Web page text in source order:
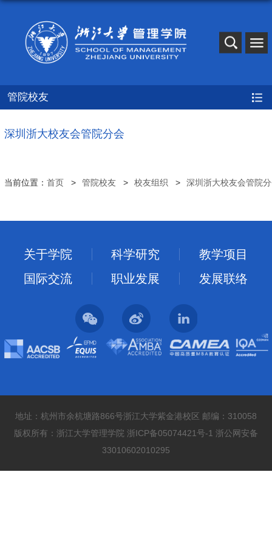
管院校友
深圳浙大校友会管院分会
当前位置： 首页 管院校友 校友组织 深圳浙大校友会管院
关于学院 科学研究
教学项目
国际交流
职业发展 发展联络
地址：杭州市余杭塘路866号浙江大学紫金港校区 邮编：310058
版权所有：浙江大学管理学院 浙ICP备05074421号-1 浙公网安备
33010602010295